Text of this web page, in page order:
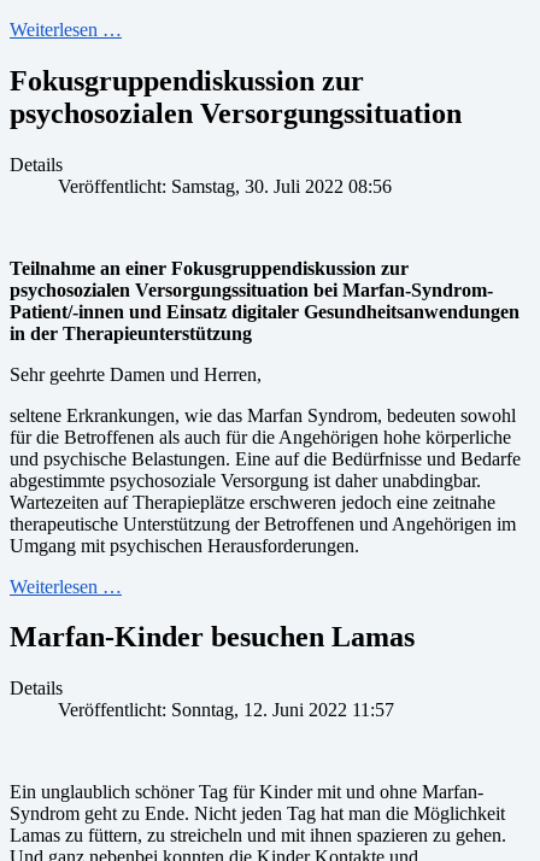
Weiterlesen …
Fokusgruppendiskussion zur
psychosozialen Versorgungssituation
Details
Veröffentlicht: Samstag, 30. Juli 2022 08:56
Teilnahme an einer Fokusgruppendiskussion zur
psychosozialen Versorgungssituation bei Marfan-Syndrom-
Patient/-innen und Einsatz digitaler Gesundheitsanwendungen
in der Therapieunterstützung
Sehr geehrte Damen und Herren,
seltene Erkrankungen, wie das Marfan Syndrom, bedeuten sowohl
für die Betroffenen als auch für die Angehörigen hohe körperliche
und psychische Belastungen. Eine auf die Bedürfnisse und Bedarfe
abgestimmte psychosoziale Versorgung ist daher unabdingbar.
Wartezeiten auf Therapieplätze erschweren jedoch eine zeitnahe
therapeutische Unterstützung der Betroffenen und Angehörigen im
Umgang mit psychischen Herausforderungen.
Weiterlesen …
Marfan-Kinder besuchen Lamas
Details
Veröffentlicht: Sonntag, 12. Juni 2022 11:57
Ein unglaublich schöner Tag für Kinder mit und ohne Marfan-
Syndrom geht zu Ende. Nicht jeden Tag hat man die Möglichkeit
Lamas zu füttern, zu streicheln und mit ihnen spazieren zu gehen.